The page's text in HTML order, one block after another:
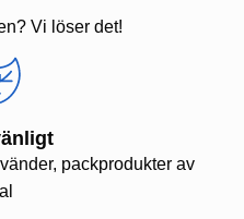
Vi löser det!
packprodukter av